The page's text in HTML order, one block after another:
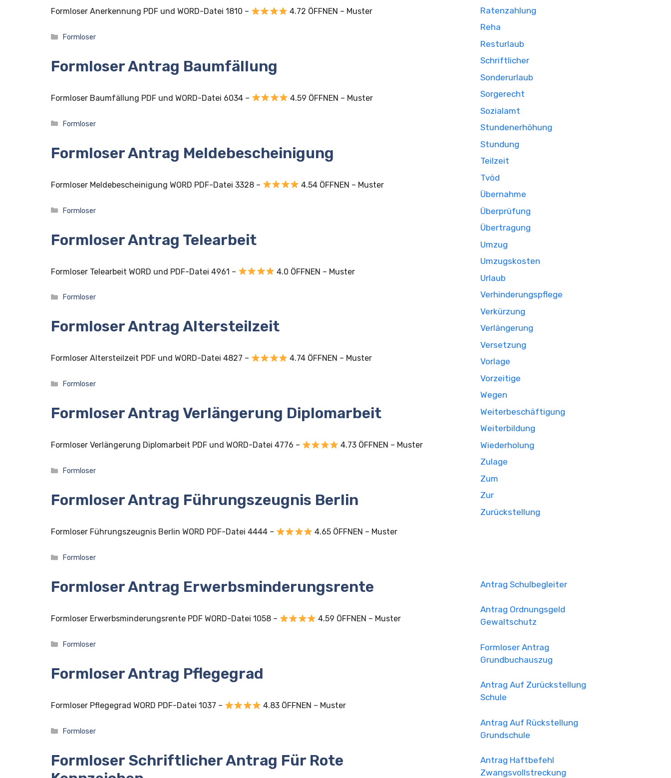
Formloser Anerkennung PDF und WORD-Datei 1810 – 4.72 ÖFFNEN – Muster
Kategorien
Formloser
Formloser Antrag Baumfällung
Formloser Baumfällung PDF und WORD-Datei 6034 – 4.59 ÖFFNEN – Muster
Kategorien
Formloser
Formloser Antrag Meldebescheinigung
Formloser Meldebescheinigung WORD PDF-Datei 3328 – 4.54 ÖFFNEN – Muster
Kategorien
Formloser
Formloser Antrag Telearbeit
Formloser Telearbeit WORD und PDF-Datei 4961 – 4.0 ÖFFNEN – Muster
Kategorien
Formloser
Formloser Antrag Altersteilzeit
Formloser Altersteilzeit PDF und WORD-Datei 4827 – 4.74 ÖFFNEN – Muster
Kategorien
Formloser
Formloser Antrag Verlängerung Diplomarbeit
Formloser Verlängerung Diplomarbeit PDF und WORD-Datei 4776 – 4.73 ÖFFNEN – Muster
Kategorien
Formloser
Formloser Antrag Führungszeugnis Berlin
Formloser Führungszeugnis Berlin WORD PDF-Datei 4444 – 4.65 ÖFFNEN – Muster
Kategorien
Formloser
Formloser Antrag Erwerbsminderungsrente
Formloser Erwerbsminderungsrente PDF WORD-Datei 1058 – 4.59 ÖFFNEN – Muster
Kategorien
Formloser
Formloser Antrag Pflegegrad
Formloser Pflegegrad WORD PDF-Datei 1037 – 4.83 ÖFFNEN – Muster
Kategorien
Formloser
Formloser Schriftlicher Antrag Für Rote
Ratenzahlung
Reha
Resturlaub
Schriftlicher
Sonderurlaub
Sorgerecht
Sozialamt
Stundenerhöhung
Stundung
Teilzeit
Tvöd
Übernahme
Überprüfung
Übertragung
Umzug
Umzugskosten
Urlaub
Verhinderungspflege
Verkürzung
Verlängerung
Versetzung
Vorlage
Vorzeitige
Wegen
Weiterbeschäftigung
Weiterbildung
Wiederholung
Zulage
Zum
Zur
Zurückstellung
Antrag Schulbegleiter
Antrag Ordnungsgeld
Gewaltschutz
Formloser Antrag
Grundbuchauszug
Antrag Auf Zurückstellung
Schule
Antrag Auf Rückstellung
Grundschule
Antrag Haftbefehl
Zwangsvollstreckung